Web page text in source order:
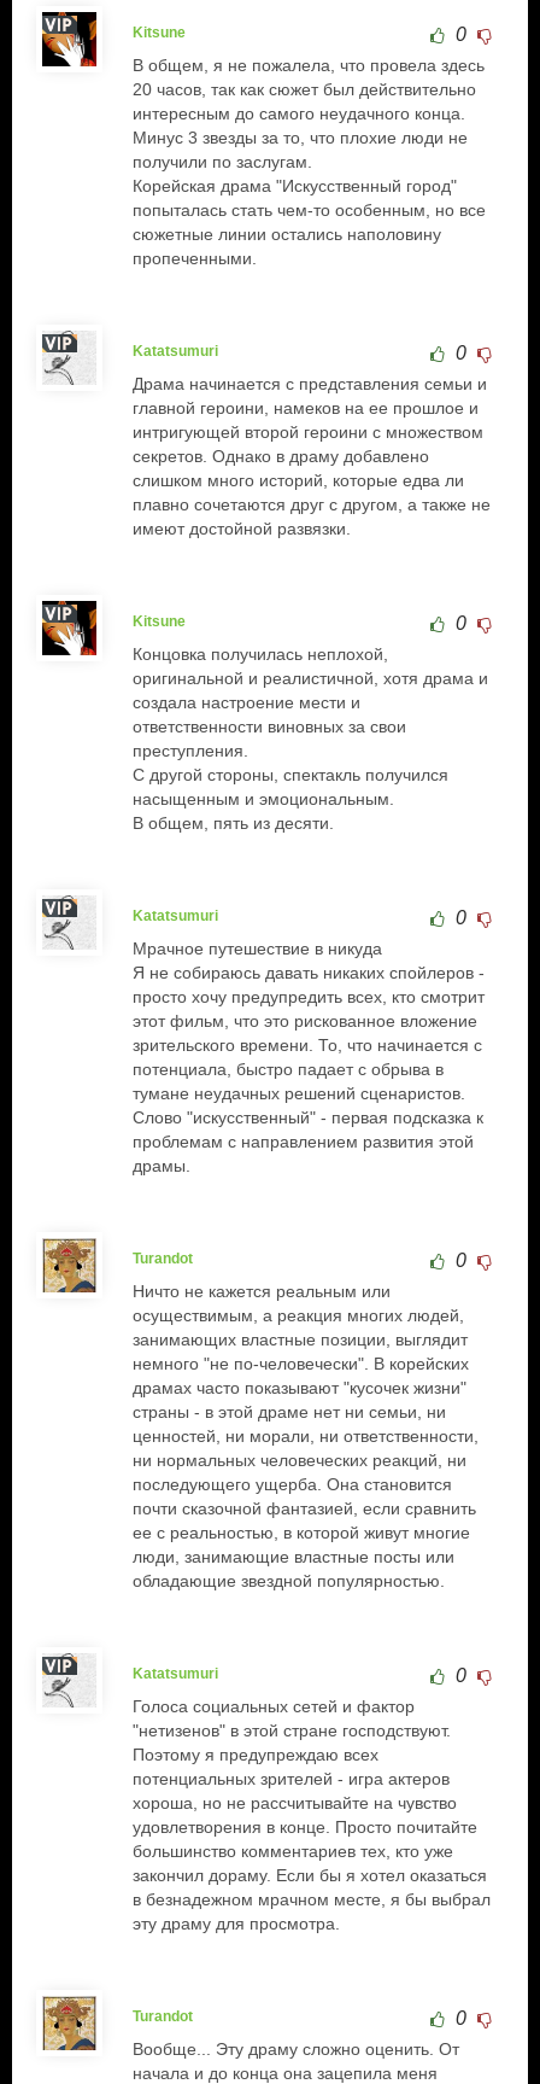
Kitsune 0
В общем, я не пожалела, что провела здесь
20 часов, так как сюжет был действительно
интересным до самого неудачного конца.
Минус 3 звезды за то, что плохие люди не
получили по заслугам.
Корейская драма "Искусственный город"
попыталась стать чем-то особенным, но все
сюжетные линии остались наполовину
пропеченными.
Katatsumuri 0
Драма начинается с представления семьи и
главной героини, намеков на ее прошлое и
интригующей второй героини с множеством
секретов. Однако в драму добавлено
слишком много историй, которые едва ли
плавно сочетаются друг с другом, а также не
имеют достойной развязки.
Kitsune 0
Концовка получилась неплохой,
оригинальной и реалистичной, хотя драма и
создала настроение мести и
ответственности виновных за свои
преступления.
С другой стороны, спектакль получился
насыщенным и эмоциональным.
В общем, пять из десяти.
Katatsumuri 0
Мрачное путешествие в никуда
Я не собираюсь давать никаких спойлеров -
просто хочу предупредить всех, кто смотрит
этот фильм, что это рискованное вложение
зрительского времени. То, что начинается с
потенциала, быстро падает с обрыва в
тумане неудачных решений сценаристов.
Слово "искусственный" - первая подсказка к
проблемам с направлением развития этой
драмы.
Turandot 0
Ничто не кажется реальным или
осуществимым, а реакция многих людей,
занимающих властные позиции, выглядит
немного "не по-человечески". В корейских
драмах часто показывают "кусочек жизни"
страны - в этой драме нет ни семьи, ни
ценностей, ни морали, ни ответственности,
ни нормальных человеческих реакций, ни
последующего ущерба. Она становится
почти сказочной фантазией, если сравнить
ее с реальностью, в которой живут многие
люди, занимающие властные посты или
обладающие звездной популярностью.
Katatsumuri 0
Голоса социальных сетей и фактор
"нетизенов" в этой стране господствуют.
Поэтому я предупреждаю всех
потенциальных зрителей - игра актеров
хороша, но не рассчитывайте на чувство
удовлетворения в конце. Просто почитайте
большинство комментариев тех, кто уже
закончил дораму. Если бы я хотел оказаться
в безнадежном мрачном месте, я бы выбрал
эту драму для просмотра.
Turandot 0
Вообще... Эту драму сложно оценить. От
начала и до конца она зацепила меня